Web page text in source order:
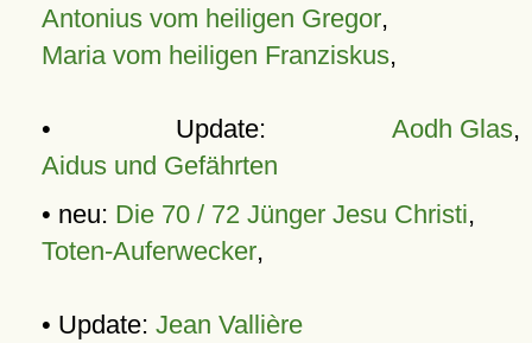
Antonius vom heiligen Gregor,
Maria vom heiligen Franziskus,
• Update: Aodh Glas,
Aidus und Gefährten
• neu: Die 70 / 72 Jünger Jesu Christi,
Toten-Auferwecker,
• Update: Jean Vallière